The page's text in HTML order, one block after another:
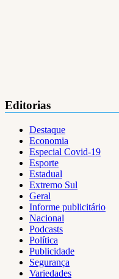
Editorias
Destaque
Economia
Especial Covid-19
Esporte
Estadual
Extremo Sul
Geral
Informe publicitário
Nacional
Podcasts
Política
Publicidade
Segurança
Variedades